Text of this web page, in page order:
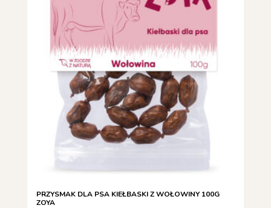
PRZYSMAK DLA PSA KIEŁBASKI Z WOŁOWINY 100G
ZOYA